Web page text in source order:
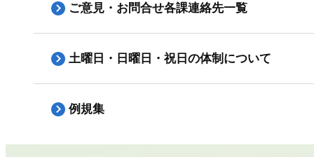
ご意見・お問合せ各課連絡先一覧
土曜日・日曜日・祝日の体制について
例規集